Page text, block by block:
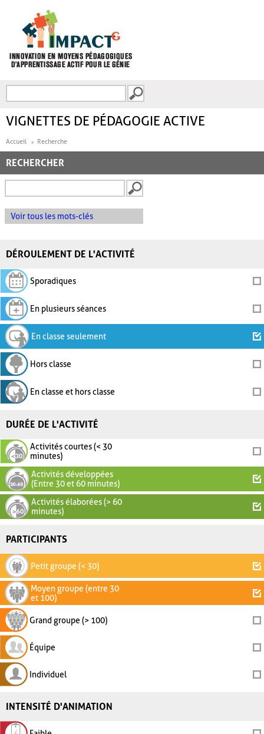
FORMULAIRE DE
VIGNETTES DE PÉDAGOGIE ACTIVE
Accueil Recherche
RECHERCHER
Voir tous les mots-clés
DÉROULEMENT DE L'ACTIVITÉ
Sporadiques
En plusieurs séances
En classe seulement
Hors classe
En classe et hors classe
DURÉE DE L'ACTIVITÉ
Activités courtes (< 30
minutes)
Activités développées
(Entre 30 et 60 minutes)
Activités élaborées (> 60
minutes)
PARTICIPANTS
Petit groupe (< 30)
Moyen groupe (entre 30
et 100)
Grand groupe (> 100)
Équipe
Individuel
INTENSITÉ D'ANIMATION